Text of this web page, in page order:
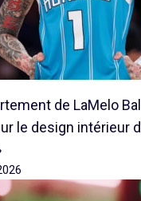
de LaMelo
le design intérieur